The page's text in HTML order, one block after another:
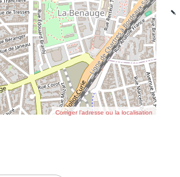
Corriger l’adresse ou la localisation